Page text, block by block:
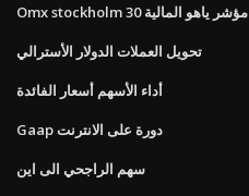
Omx stockholm 30 مؤشر ياهو المالية
تحويل العملات الدولار الأسترالي
أداء الأسهم أسعار الفائدة
Gaap دورة على الانترنت
سهم الراجحي الى اين